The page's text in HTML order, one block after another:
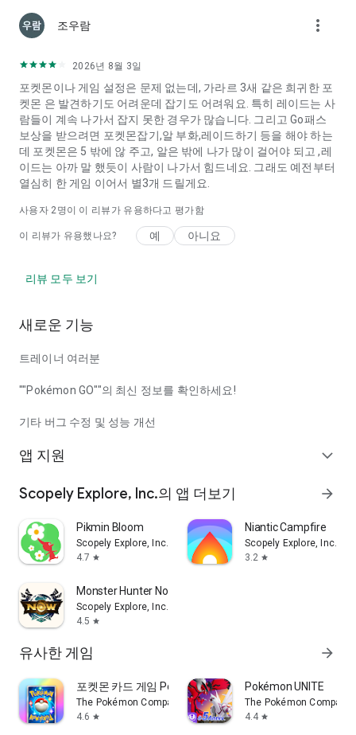
조우람 more_vert
2026년 8월 3일
포켓몬이나 게임 설정은 문제 없는데, 가라르 3새 같은 희귀한 포
켓몬 은 발견하기도 어려운데 잡기도 어려워요. 특히 레이드는 사
람들이 계속 나가서 잡지 못한 경우가 많습니다. 그리고 Go패스
보상을 받으려면 포켓몬잡기,알 부화,레이드하기 등을 해야 하는
데 포켓몬은 5 밖에 않 주고, 알은 밖에 나가 많이 걸어야 되고 ,레
이드는 아까 말 했듯이 사람이 나가서 힘드네요. 그래도 예전부터
열심히 한 게임 이어서 별3개 드릴게요.
사용자 2명이 이 리뷰가 유용하다고 평가함
이 리뷰가 유용했나요? 예 아니요
리뷰 모두 보기
새로운 기능
트레이너 여러분
""Pokémon GO""의 최신 정보를 확인하세요!
기타 버그 수정 및 성능 개선
앱 지원 expand_more
Scopely Explore, Inc.의 앱 더보기 arrow_forward
Pikmin Bloom
Scopely Explore, Inc.
4.7 star
Niantic Campfire
Scopely Explore, Inc.
3.2 star
Monster Hunter Now
Scopely Explore, Inc.
4.5 star
유사한 게임 arrow_forward
포켓몬 카드 게임 Pocket
The Pokémon Company
4.6 star
Pokémon UNITE
The Pokémon Company
4.4 star